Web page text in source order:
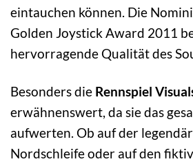
eintauchen können. Die
Golden Joystick Award 2011
hervorragende Qualität des
Besonders die Rennspiel
erwähnenswert, da sie das
aufwerten. Ob auf der
Nordschleife oder auf den